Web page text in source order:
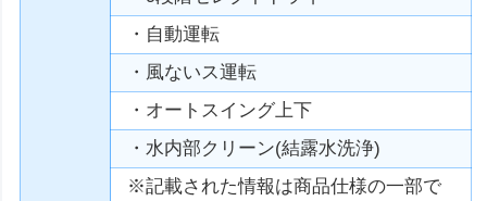
・自動運転
・風ないス運転
・オートスイング上下
・水内部クリーン(結露水洗浄)
※記載された情報は商品仕様の一部で